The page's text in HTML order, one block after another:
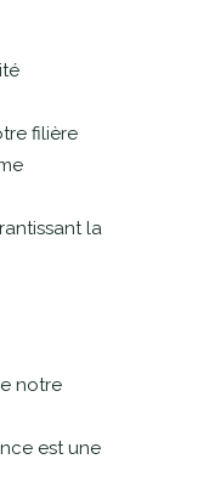
filière
la
notre
est une